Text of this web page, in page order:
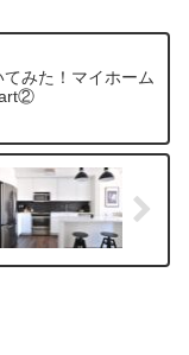
みた！マイホーム